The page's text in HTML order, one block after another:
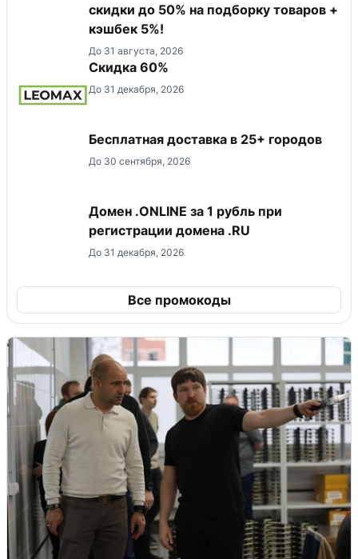
скидки до 50% на подборку товаров +
кэшбек 5%!
До 31 августа, 2026
Скидка 60%
До 31 декабря, 2026
Бесплатная доставка в 25+ городов
До 30 сентября, 2026
Домен .ONLINE за 1 рубль при
регистрации домена .RU
До 31 декабря, 2026
Все промокоды